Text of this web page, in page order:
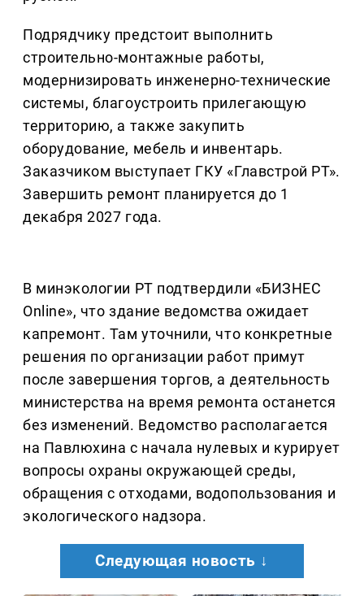
Подрядчику предстоит выполнить
строительно-монтажные работы,
модернизировать инженерно-технические
системы, благоустроить прилегающую
территорию, а также закупить
оборудование, мебель и инвентарь.
Заказчиком выступает ГКУ «Главстрой РТ».
Завершить ремонт планируется до 1
декабря 2027 года.
В минэкологии РТ подтвердили «БИЗНЕС
Online», что здание ведомства ожидает
капремонт. Там уточнили, что конкретные
решения по организации работ примут
после завершения торгов, а деятельность
министерства на время ремонта останется
без изменений. Ведомство располагается
на Павлюхина с начала нулевых и курирует
вопросы охраны окружающей среды,
обращения с отходами, водопользования и
экологического надзора.
Следующая новость ↓